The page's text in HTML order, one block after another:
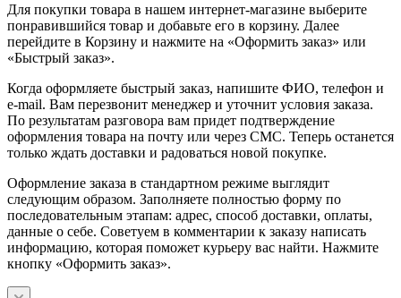
Для покупки товара в нашем интернет-магазине выберите
понравившийся товар и добавьте его в корзину. Далее
перейдите в Корзину и нажмите на «Оформить заказ» или
«Быстрый заказ».
Когда оформляете быстрый заказ, напишите ФИО, телефон и
e-mail. Вам перезвонит менеджер и уточнит условия заказа.
По результатам разговора вам придет подтверждение
оформления товара на почту или через СМС. Теперь останется
только ждать доставки и радоваться новой покупке.
Оформление заказа в стандартном режиме выглядит
следующим образом. Заполняете полностью форму по
последовательным этапам: адрес, способ доставки, оплаты,
данные о себе. Советуем в комментарии к заказу написать
информацию, которая поможет курьеру вас найти. Нажмите
кнопку «Оформить заказ».